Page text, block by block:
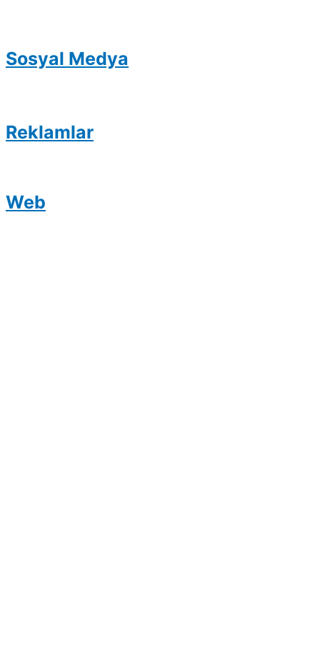
Sosyal Medya
Reklamlar
Web